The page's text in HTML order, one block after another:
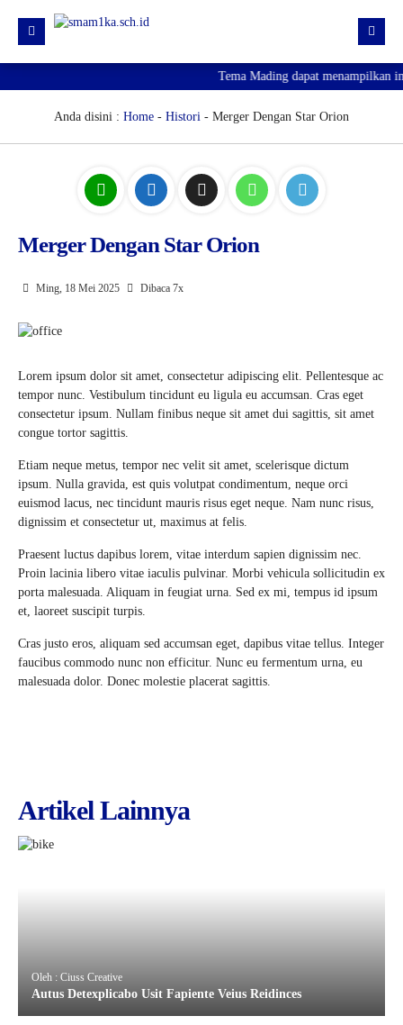
PROFIL
KURIKULUM
KESISWAAN
PJJ
PENGUMUMAN KELULUSAN
Tema Mading dapat menampilkan
Anda disini : Home - Histori - Merger Dengan Star Orion
Merger Dengan Star Orion
Ming, 18 Mei 2025 Dibaca 7x
Lorem ipsum dolor sit amet, consectetur adipiscing elit. Pellentesque ac
tempor nunc. Vestibulum tincidunt eu ligula eu accumsan. Cras eget
consectetur ipsum. Nullam finibus neque sit amet dui sagittis, sit amet
congue tortor sagittis.
Etiam neque metus, tempor nec velit sit amet, scelerisque dictum
ipsum. Nulla gravida, est quis volutpat condimentum, neque orci
euismod lacus, nec tincidunt mauris risus eget neque. Nam nunc risus,
dignissim et consectetur ut, maximus at felis.
Praesent luctus dapibus lorem, vitae interdum sapien dignissim nec.
Proin lacinia libero vitae iaculis pulvinar. Morbi vehicula sollicitudin ex
porta malesuada. Aliquam in feugiat urna. Sed ex mi, tempus id ipsum
et, laoreet suscipit turpis.
Cras justo eros, aliquam sed accumsan eget, dapibus vitae tellus. Integer
faucibus commodo nunc non efficitur. Nunc eu fermentum urna, eu
malesuada dolor. Donec molestie placerat sagittis.
Artikel Lainnya
Oleh : Ciuss Creative
Autus Detexplicabo Usit Fapiente Veius Reidinces